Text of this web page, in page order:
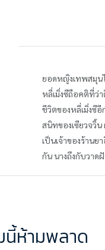
ยอดหญิงเทพสมุน
หลี่เมิ่งซีถือคติที่ว่
ชีวิตของหลี่เมิ่งซีอี
สนิทของเซียวจวิ้น
เป็นเจ้าของร้าน
กัน นางถึงกับวาด
นี้ห้ามพลาด